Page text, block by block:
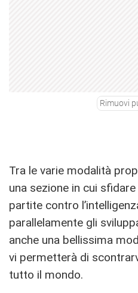
Rimuovi
Tra le varie modalità
una sezione in cui
partite contro
parallelamente gli
anche una bellissima
vi permetterà di
tutto il mondo.